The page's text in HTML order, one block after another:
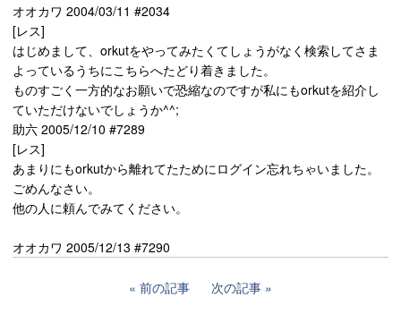
オオカワ 2004/03/11 #2034
[レス]
はじめまして、orkutをやってみたくてしょうがなく検索してさま
よっているうちにこちらへたどり着きました。
ものすごく一方的なお願いで恐縮なのですが私にもorkutを紹介し
ていただけないでしょうか^^;
助六 2005/12/10 #7289
[レス]
あまりにもorkutから離れてたためにログイン忘れちゃいました。
ごめんなさい。
他の人に頼んでみてください。
オオカワ 2005/12/13 #7290
前の記事 次の記事